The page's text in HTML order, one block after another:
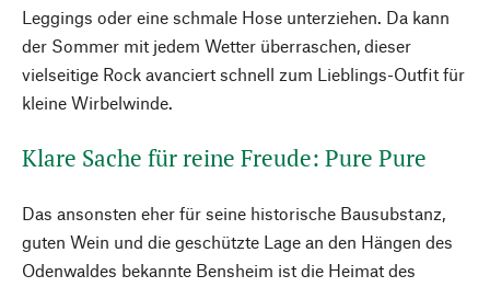
Leggings oder eine schmale Hose unterziehen. Da kann
der Sommer mit jedem Wetter überraschen, dieser
vielseitige Rock avanciert schnell zum Lieblings-Outfit für
kleine Wirbelwinde.
Klare Sache für reine Freude: Pure Pure
Das ansonsten eher für seine historische Bausubstanz,
guten Wein und die geschützte Lage an den Hängen des
Odenwaldes bekannte Bensheim ist die Heimat des